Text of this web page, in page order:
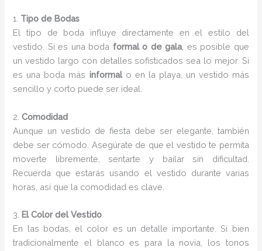
1. Tipo de Bodas
El tipo de boda influye directamente en el estilo del
vestido. Si es una boda formal o de gala, es posible que
un vestido largo con detalles sofisticados sea lo mejor. Si
es una boda más informalo en la playa, un vestido más
sencillo y corto puede ser ideal.
2.Comodidad
Aunque un vestido de fiesta debe ser elegante, también
debe ser cómodo. Asegúrate de que el vestido te permita
moverte libremente, sentarte y bailar sin dificultad.
Recuerda que estarás usando el vestido durante varias
horas, así que la comodidad es clave.
3. El Color del Vestido
En las bodas, el color es un detalle importante. Si bien
tradicionalmente el blanco es para la novia, los tonos